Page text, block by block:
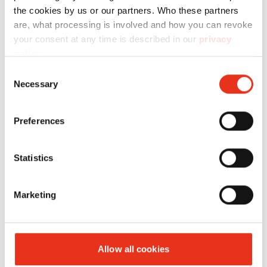
the cookies by us or our partners. Who these partners
are, what processing is involved and how you can revoke
your consent at any time is described in our privacy
Selection
Necessary
Preferences
Statistics
Marketing
Allow all cookies
abgestimmt.
Technische Daten
Draht
HL 3521 S